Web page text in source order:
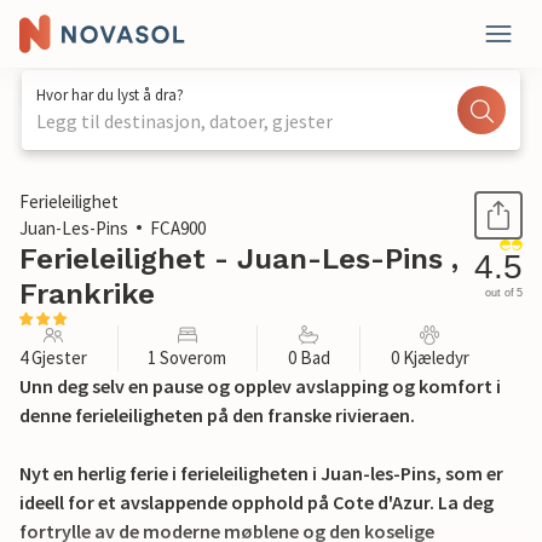
Hvor har du lyst å dra?
Legg til destinasjon, datoer, gjester
1 / 21
Ferieleilighet
Juan-Les-Pins
FCA900
Ferieleilighet - Juan-Les-Pins ,
Frankrike
4.5
out of 5
4 Gjester 1 Soverom 0 Bad 0 Kjæledyr
Unn deg selv en pause og opplev avslapping og komfort i
denne ferieleiligheten på den franske rivieraen.
Nyt en herlig ferie i ferieleiligheten i Juan-les-Pins, som er
ideell for et avslappende opphold på Cote d'Azur. La deg
fortrylle av de moderne møblene og den koselige